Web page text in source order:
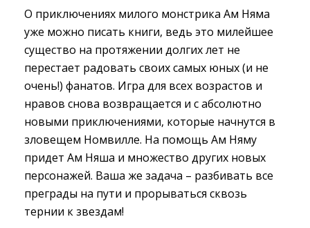
О приключениях милого монстрика Ам Няма
уже можно писать книги, ведь это милейшее
существо на протяжении долгих лет не
перестает радовать своих самых юных (и не
очень!) фанатов. Игра для всех возрастов и
нравов снова возвращается и с абсолютно
новыми приключениями, которые начнутся в
зловещем Номвилле. На помощь Ам Няму
придет Ам Няша и множество других новых
персонажей. Ваша же задача – разбивать все
преграды на пути и прорываться сквозь
тернии к звездам!